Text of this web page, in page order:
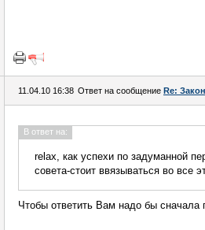
11.04.10 16:38 Ответ на сообщение Re:
В ответ на:
relax, как успехи по задуманной
совета-стоит ввязываться во все
Чтобы ответить Вам надо бы